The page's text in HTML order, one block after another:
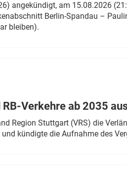
angekündigt, am 15.08.2026
Berlin-Spandau –
bleiben).
Verkehre ab 2035
Region Stuttgart (VRS) die
kündigte die Aufnahme des